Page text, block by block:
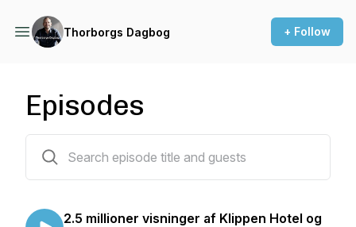
Thorborgs Dagbog + Follow
Episodes
2.5 millioner visninger af Klippen Hotel og